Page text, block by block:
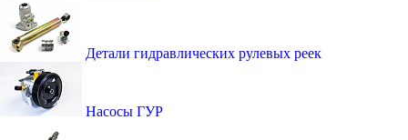
Детали гидравлических рулевых реек
Насосы ГУР